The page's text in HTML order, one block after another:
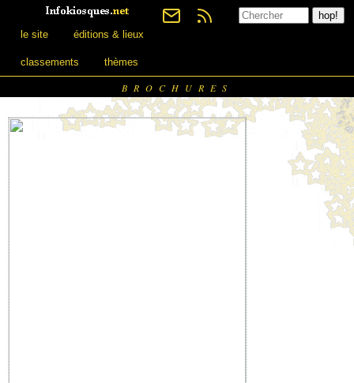
le site éditions & lieux
classements thèmes
BROCHURES